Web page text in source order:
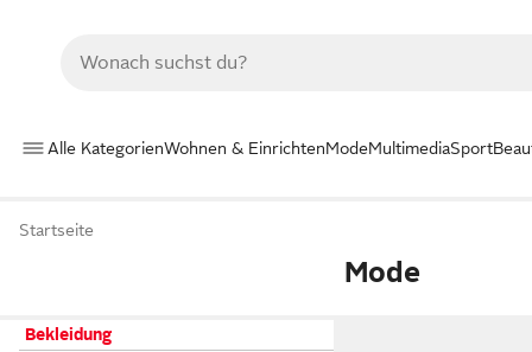
Alle KategorienWohnen & EinrichtenModeMultimediaSport
Startseite
Mode
Bekleidung